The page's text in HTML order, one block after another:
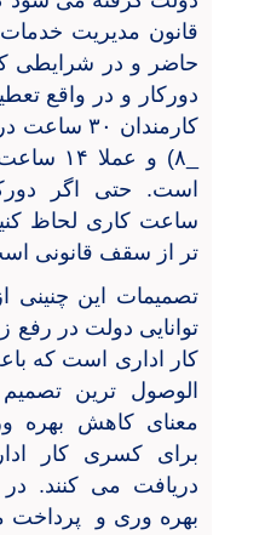
قانون مدیریت
حاضر و در شرایطی
دورکار و در واقع
کارمندان ۳۰ ساعت
و عملا ۱۴
است. حتی اگر
ساعت کاری لحاظ
تر از سقف قانونی
تصمیمات این چنینی
توانایی دولت در
کار اداری است که
الوصول ترین
معنای کاهش بهره
برای کسری کار
دریافت می ‌کنند.
بهره وری و پرداخت